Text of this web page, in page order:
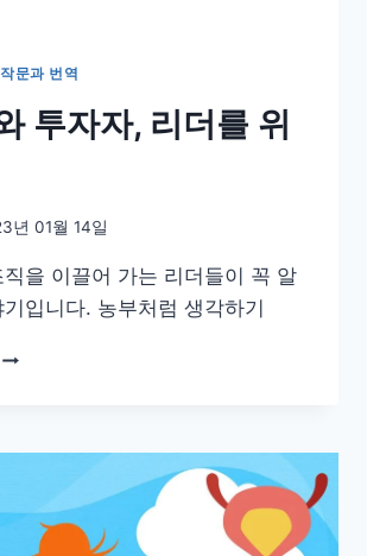
작문과 번역
투자자, 리더를 위
년 01월 14일
을 이끌어 가는 리더들이 꼭 알
입니다. 농부처럼 생각하기
창